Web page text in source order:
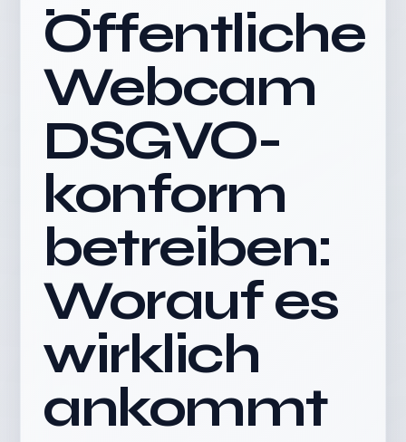
Öffentliche
Webcam
DSGVO-
konform
betreiben:
Worauf es
wirklich
ankommt